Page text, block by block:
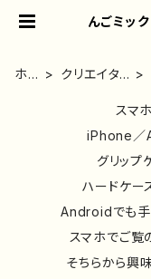
んごミッ
気/後
ホ
クリエイタ
スマ
iPhone／
グリップ
ハードケー
Androidでも手
スマホでご覧
そちらから興